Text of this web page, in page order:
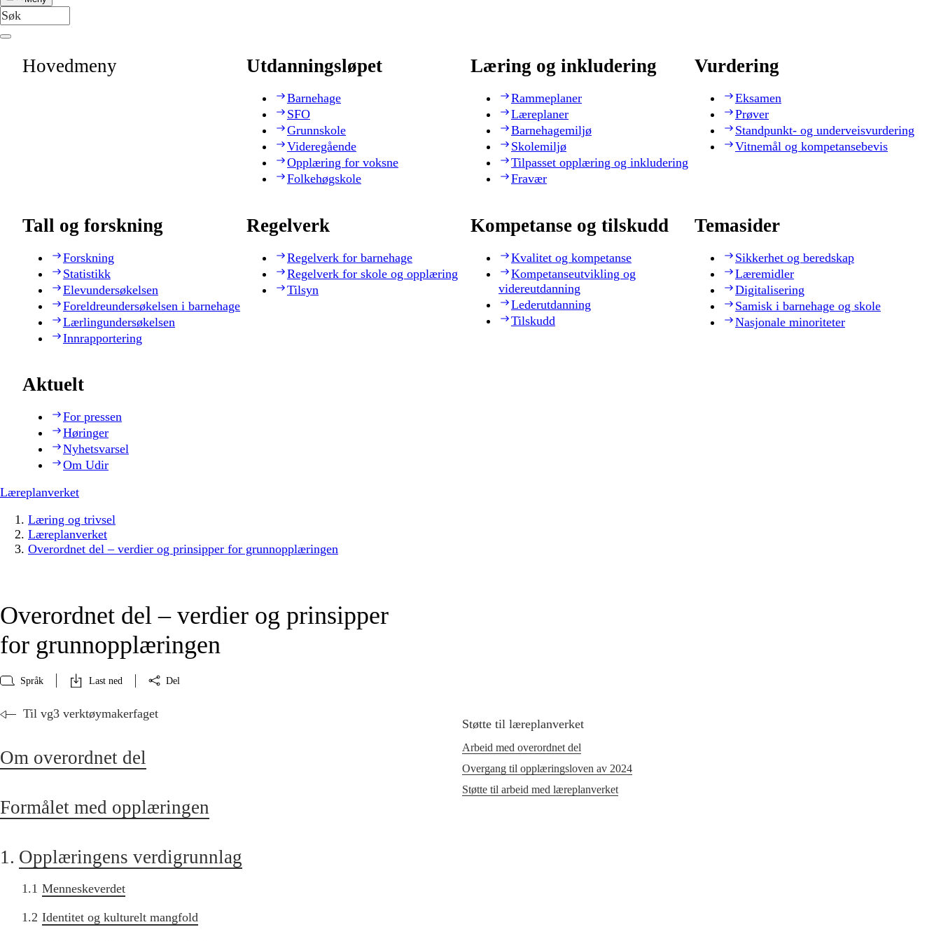
Hovedmeny Utdanningsløpet
Barnehage
SFO
Grunnskole
Videregående
Opplæring for voksne
Folkehøgskole
Læring og inkludering
Rammeplaner
Læreplaner
Barnehagemiljø
Skolemiljø
Tilpasset opplæring og inkludering
Fravær
Vurdering
Eksamen
Prøver
Standpunkt- og underveisvurdering
Vitnemål og kompetansebevis
Tall og forskning
Forskning
Statistikk
Elevundersøkelsen
Foreldreundersøkelsen i barnehage
Lærlingundersøkelsen
Innrapportering
Regelverk
Regelverk for barnehage
Regelverk for skole og opplæring
Tilsyn
Kompetanse og tilskudd
Kvalitet og kompetanse
Kompetanseutvikling og
videreutdanning
Lederutdanning
Tilskudd
Temasider
Sikkerhet og beredskap
Læremidler
Digitalisering
Samisk i barnehage og skole
Nasjonale minoriteter
Aktuelt
For pressen
Høringer
Nyhetsvarsel
Om Udir
Læreplanverket
Læring og trivsel
Læreplanverket
Overordnet del – verdier og prinsipper for grunnopplæringen
Overordnet del – verdier og prinsipper
for grunnopplæringen
Språk Last ned Del
Til vg3 verktøymakerfaget
Om overordnet del
Formålet med opplæringen
1. Opplæringens verdigrunnlag
1.1 Menneskeverdet
1.2 Identitet og kulturelt mangfold
Støtte til læreplanverket
Arbeid med overordnet del
Overgang til opplæringsloven av 2024
Støtte til arbeid med læreplanverket